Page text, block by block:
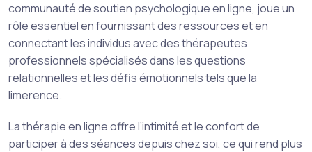
communauté de soutien psychologique en ligne, joue un
rôle essentiel en fournissant des ressources et en
connectant les individus avec des thérapeutes
professionnels spécialisés dans les questions
relationnelles et les défis émotionnels tels que la
limerence.
La thérapie en ligne offre l’intimité et le confort de
participer à des séances depuis chez soi, ce qui rend plus